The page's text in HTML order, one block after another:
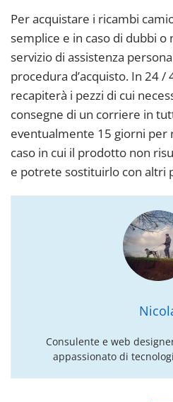
Per acquistare i ricambi
semplice e in caso di dubbi o
servizio di assistenza
procedura d’acquisto. In 24 /
recapiterà i pezzi di cui
consegne di un corriere in
eventualmente 15 giorni per
caso in cui il prodotto non
e potrete sostituirlo con altri
Consulente e web
appassionato di